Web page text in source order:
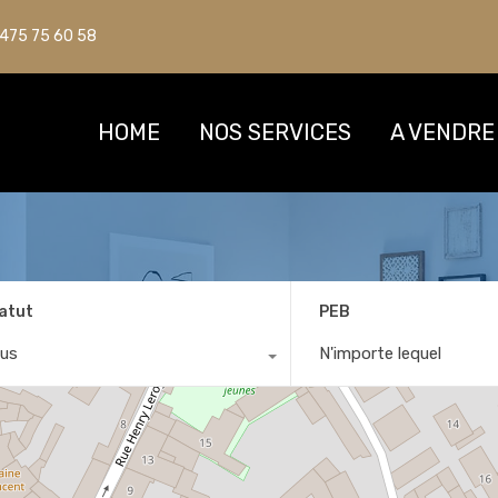
75 60 58
HOME NOS SERVICES A VENDRE
75 60 58
HOME NOS SERVICES A VENDRE
PEB
N'importe lequel